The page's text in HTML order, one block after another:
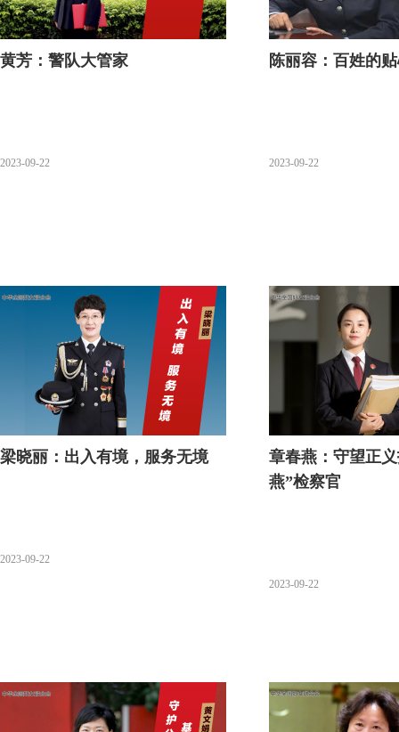
黄芳：警队大管家
2023-09-22
陈丽容：百姓的
2023-09-22
梁晓丽：出入有境，服务无境
2023-09-22
章春燕：守望正
燕”检察官
2023-09-22